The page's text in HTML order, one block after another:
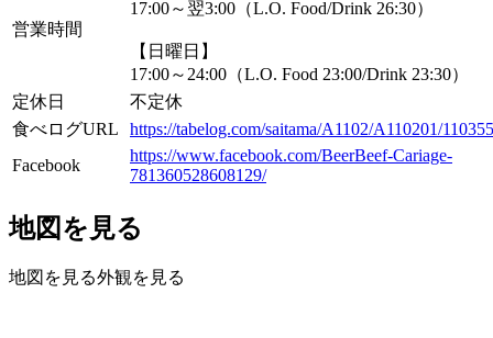
営業時間
17:00～翌3:00（L.O. Food/Drink 26:30）
【日曜日】
17:00～24:00（L.O. Food 23:00/Drink 23:30）
定休日
不定休
食べログURL
https://tabelog.com/saitama/A1102/A110201/
Facebook
https://www.facebook.com/BeerBeef-Cariage-
781360528608129/
地図を見る
地図を見る外観を見る